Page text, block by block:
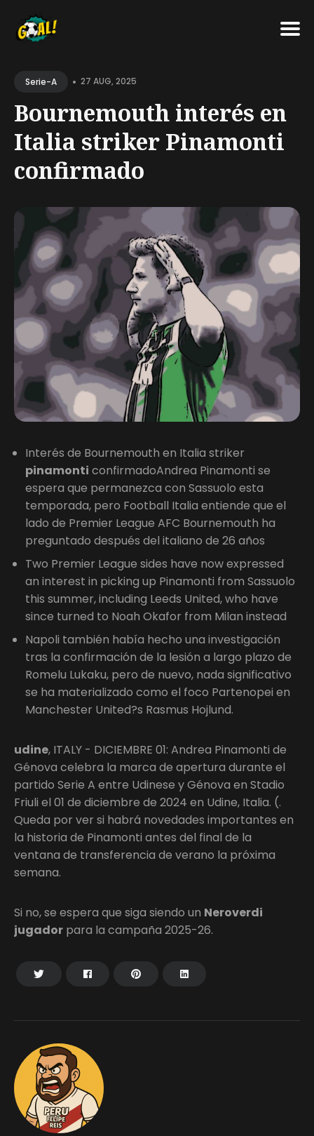
forSerie-A • 27 AUG, 2025
Bournemouth interés en
Italia striker Pinamonti
confirmado
Interés de Bournemouth en Italia striker
pinamonti confirmadoAndrea Pinamonti se
espera que permanezca con Sassuolo esta
temporada, pero Football Italia entiende que el
lado de Premier League AFC Bournemouth ha
preguntado después del italiano de 26 años
Two Premier League sides have now expressed
an interest in picking up Pinamonti from Sassuolo
this summer, including Leeds United, who have
since turned to Noah Okafor from Milan instead
Napoli también había hecho una investigación
tras la confirmación de la lesión a largo plazo de
Romelu Lukaku, pero de nuevo, nada significativo
se ha materializado como el foco Partenopei en
Manchester United?s Rasmus Hojlund.
udine, ITALY - DICIEMBRE 01: Andrea Pinamonti de
Génova celebra la marca de apertura durante el
partido Serie A entre Udinese y Génova en Stadio
Friuli el 01 de diciembre de 2024 en Udine, Italia. (.
Queda por ver si habrá novedades importantes en
la historia de Pinamonti antes del final de la
ventana de transferencia de verano la próxima
semana.
Si no, se espera que siga siendo un Neroverdi
jugador para la campaña 2025-26.